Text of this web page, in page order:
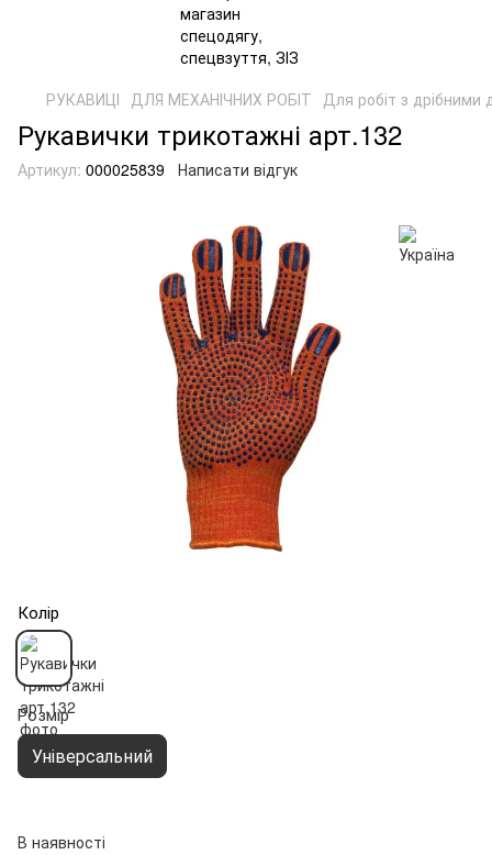
РУКАВИЦІ ДЛЯ МЕХАНІЧНИХ РОБІТ Для робіт з дрібними
Рукавички трикотажні арт.132
Артикул: 000025839 Написати відгук
Колір
Розмір
Універсальний
В наявності